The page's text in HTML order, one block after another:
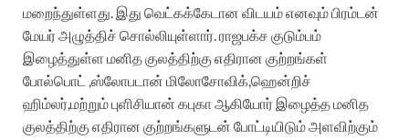
மறைந்துள்ளது. இது வெட்கக்கேடான விடயம் எனவும் பிரம்டன்
மேயர் அழுத்திச் சொல்லியுள்ளார்.ராஜபக்ச குடும்பம்
இழைத்துள்ள மனித குலத்திற்கு எதிரான குற்றங்கள்
போல்பொட் ,ஸ்லோபடான் மிலோசோவிக்,ஹென்றிச்
ஹிம்லர்,மற்றும் புளிசியான் கபுகா ஆகியோர் இழைத்த மனித
குலத்திற்கு எதிரான குற்றங்களுடன் போட்டியிடும் அளவிற்கும்